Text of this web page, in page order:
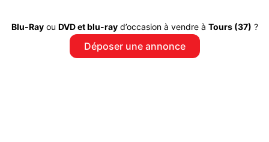
Blu-Rayou DVD et blu-rayd’occasion à vendre à Tours (37) ?
Déposer une annonce